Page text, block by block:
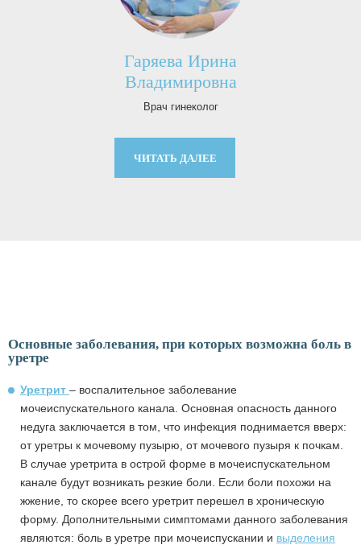
Гаряева Ирина
Владимировна
Врач гинеколог
ЧИТАТЬ ДАЛЕЕ
Основные заболевания, при которых возможна боль в
уретре
Уретрит – воспалительное заболевание
мочеиспускательного канала. Основная опасность данного
недуга заключается в том, что инфекция поднимается вверх:
от уретры к мочевому пузырю, от мочевого пузыря к почкам.
В случае уретрита в острой форме в мочеиспускательном
канале будут возникать резкие боли. Если боли похожи на
жжение, то скорее всего уретрит перешел в хроническую
форму. Дополнительными симптомами данного заболевания
являются: боль в уретре при мочеиспускании и выделения